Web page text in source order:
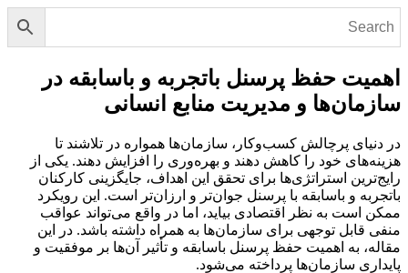
اهمیت حفظ پرسنل باتجربه و باسابقه در
سازمان‌ها و مدیریت منابع انسانی
در دنیای پرچالش کسب‌وکار، سازمان‌ها همواره در تلاشند تا
هزینه‌های خود را کاهش دهند و بهره‌وری را افزایش دهند. یکی از
رایج‌ترین استراتژی‌ها برای تحقق این اهداف، جایگزینی کارکنان
باتجربه و باسابقه با پرسنل جوان‌تر و ارزان‌تر است. این رویکرد
ممکن است به نظر اقتصادی بیاید، اما در واقع می‌تواند عواقب
منفی قابل توجهی برای سازمان‌ها به همراه داشته باشد. در این
مقاله، به اهمیت حفظ پرسنل باسابقه و تأثیر آن‌ها بر موفقیت و
پایداری سازمان‌ها پرداخته می‌شود.